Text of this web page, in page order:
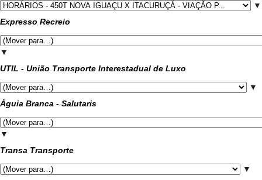
▼
Expresso Recreio
▼
UTIL - União Transporte Interestadual de Luxo
▼
Águia Branca - Salutaris
▼
Transa Transporte
▼